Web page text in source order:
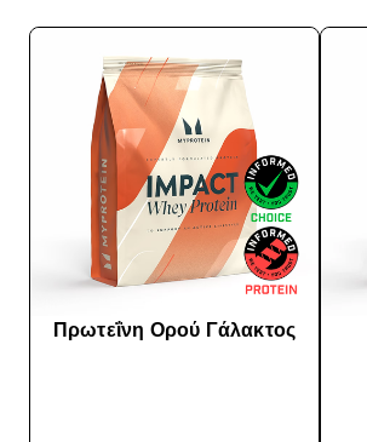
Πρωτεΐνη Ορού Γάλακτος